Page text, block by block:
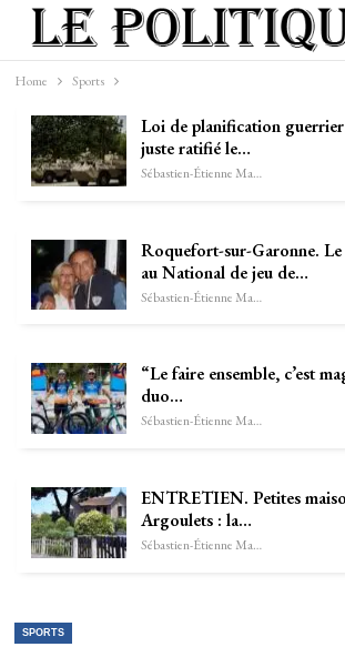
Home Sports
Loi de planification
juste ratifié le…
Sébastien-Étienne Marechal
Roquefort-sur-Garonne.
au National de jeu de…
Sébastien-Étienne Marechal
“Le faire ensemble, c’est
duo…
Sébastien-Étienne Marechal
ENTRETIEN. Petites
Argoulets : la…
Sébastien-Étienne Marechal
SPORTS